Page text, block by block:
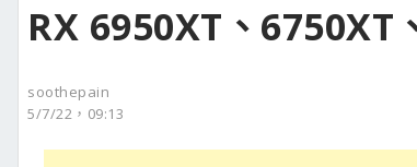
RX 6950XT、6750XT
soothepain
5/7/22，09:13